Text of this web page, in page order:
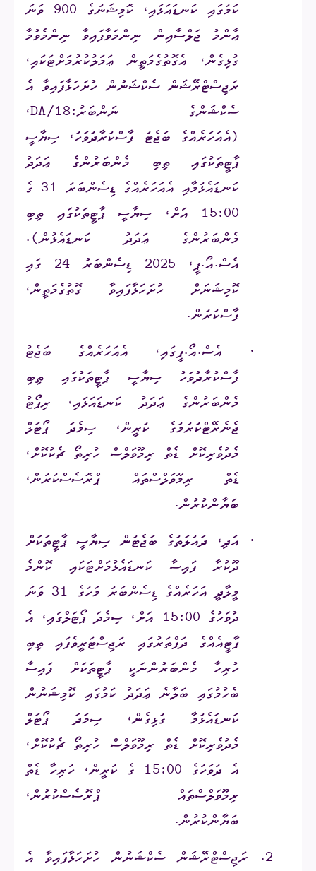
ކަމުގައި ކަނޑައަޅައި، ކޮމިޝަނުގެ 900 ވަނަ
ޢާންމު ޖަލްސާއިން ނިންމަވާފައިވާ ނިންމެވުމާ
ގުޅިގެން، އެގޮތުގެމަތީން ޢަމަލުކުރުމަށްޓަކައި،
ރަޖިސްޓްރޭޝަން ސެކްޝަނުން ހުށަހަޅާފައިވާ އެ
ސެކްޝަންގެ ނަންބަރު:DA/18،
(އެއަހަރެއްގެ ބަޖެޓު ފާސްކުރާދުވަހު، ސިޔާސީ
ޕާޓީތަކުގައި ތިބި މެންބަރުންގެ ޢަދަދު
ކަނޑައެޅުމާއި އެއަހަރެއްގެ ޑިސެންބަރު 31 ގެ
15:00 އަށް، ސިޔާސީ ޕާޓީތަކުގައި ތިބި
މެންބަރުންގެ ޢަދަދު ކަނޑައެޅުން).
އެސް.އޯ.ޕީ، 2025 ޑިސެންބަރު 24 ގައި
ކޮމިޝަނަށް ހުށަހަޅާފައިވާ ގޮތުގެމަތީން،
ފާސްކުރުން.
· އެސް.އޯ.ޕީގައި، އެއަހަރެއްގެ ބަޖެޓު
ފާސްކުރާދުވަހު ސިޔާސީ ޕާޓީތަކުގައި ތިބި
މެންބަރުންގެ ޢަދަދު ކަނޑައަޅައި، ރިޕޯޓު
ޖެނެރޭޓްކުރުމުގެ ކުރީން، ސިމެދަ ޕޯޓަލް
މެދުވެރިކޮށް ޑެތް ރިމޫވަލްސް ހުރިތޯ ޗެކުކޮށް،
ޑެތް ރިމޫވަލްސްތައް ޕްރޮސެސްކުރުން،
ބަޔާންކުރުން.
· އަދި، ދައުލަތުގެ ބަޖެޓުން ސިޔާސީ ޕާޓީތަކަށް
ދޫކުރާ ފައިސާ ކަނޑައެޅުމަށްޓަކައި ކޮންމެ
މީލާދީ އަހަރެއްގެ ޑިސެންބަރު މަހުގެ 31 ވަނަ
ދުވަހުގެ 15:00 އަށް، ސިމެދަ ޕޯޓަލްގައި، އެ
ޕާޓީއެއްގެ ދަފްތަރުގައި ރަޖިސްޓަރީވެފައި ތިބި
ހުރިހާ މެންބަރުންނަކީ ޕާޓީތަކަށް ފައިސާ
ބެހުމުގައި ބަލާނެ ޢަދަދު ކަމުގައި ކޮމިޝަނުން
ކަނޑައެޅުމާ ގުޅިގެން، ސިމަދަ ޕޯޓަލް
މެދުވެރިކޮށް ޑެތް ރިމޫވަލްސް ހުރިތޯ ޗެކުކޮށް،
އެ ދުވަހުގެ 15:00 ގެ ކުރީން، ހުރިހާ ޑެތް
ރިމޫވަލްސްތައް ޕްރޮސެސްކުރުން،
ބަޔާންކުރުން.
2.
ރަޖިސްޓްރޭޝަން ސެކްޝަނުން ހުށަހަޅާފައިވާ އެ